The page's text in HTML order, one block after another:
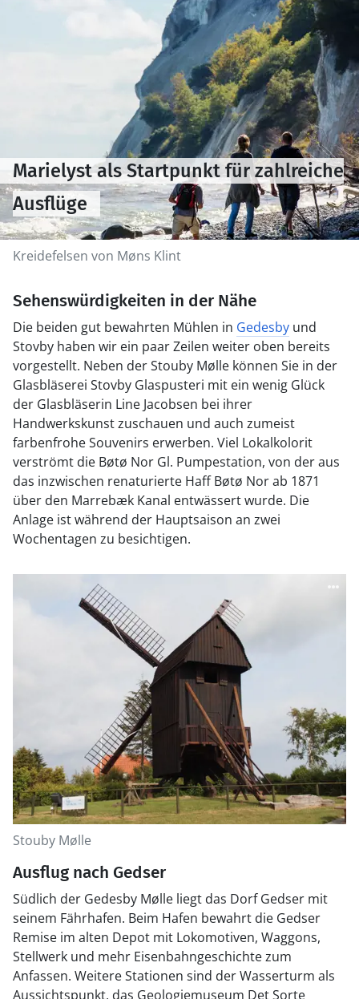
Kreidefelsen von Møns Klint
Marielyst als Startpunkt für zahlreiche
Ausflüge
Sehenswürdigkeiten in der Nähe
Die beiden gut bewahrten Mühlen in Gedesby und
Stovby haben wir ein paar Zeilen weiter oben bereits
vorgestellt. Neben der Stouby Mølle können Sie in der
Glasbläserei Stovby Glaspusteri mit ein wenig Glück
der Glasbläserin Line Jacobsen bei ihrer
Handwerkskunst zuschauen und auch zumeist
farbenfrohe Souvenirs erwerben. Viel Lokalkolorit
verströmt die Bøtø Nor Gl. Pumpestation, von der aus
das inzwischen renaturierte Haff Bøtø Nor ab 1871
über den Marrebæk Kanal entwässert wurde. Die
Anlage ist während der Hauptsaison an zwei
Wochentagen zu besichtigen.
Stouby Mølle
Ausflug nach Gedser
Südlich der Gedesby Mølle liegt das Dorf Gedser mit
seinem Fährhafen. Beim Hafen bewahrt die Gedser
Remise im alten Depot mit Lokomotiven, Waggons,
Stellwerk und mehr Eisenbahngeschichte zum
Anfassen. Weitere Stationen sind der Wasserturm als
Aussichtspunkt, das Geologiemuseum Det Sorte